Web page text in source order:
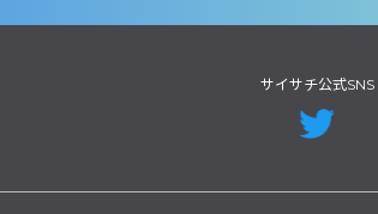
サイサチ公式SNS